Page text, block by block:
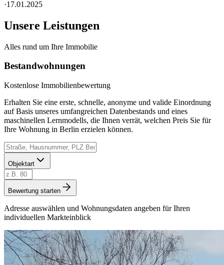
·17.01.2025
Unsere Leistungen
Alles rund um Ihre Immobilie
Bestandwohnungen
Kostenlose Immobilienbewertung
Erhalten Sie eine erste, schnelle, anonyme und valide Einordnung
auf Basis unseres umfangreichen Datenbestands und eines
maschinellen Lernmodells, die Ihnen verrät, welchen Preis Sie für
Ihre Wohnung in Berlin erzielen können.
Objektart
Bewertung starten
Adresse auswählen und Wohnungsdaten angeben für Ihren
individuellen Markteinblick